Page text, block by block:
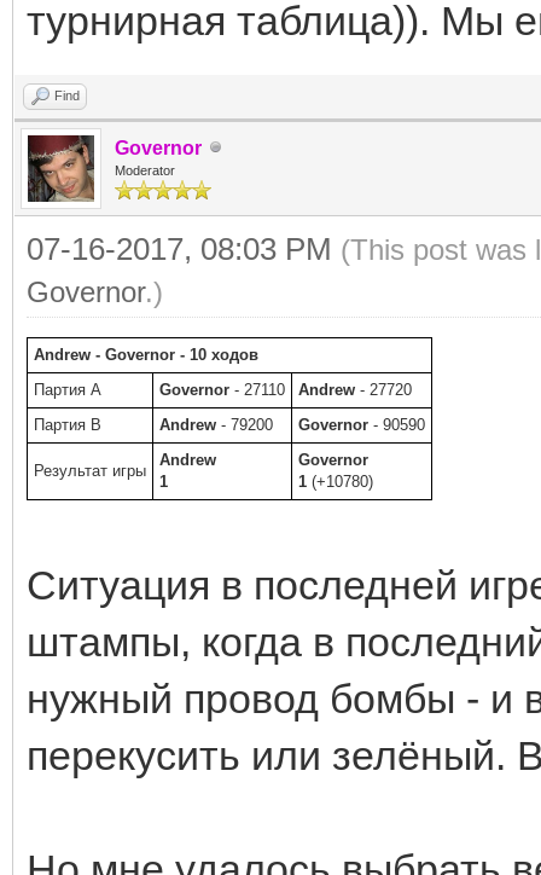
турнирная таблица)). Мы
Find
Governor
Moderator
07-16-2017, 08:03 PM (This post was
Governor.)
Andrew - Governor - 10 ходов
Партия A
Governor - 27110 Andrew - 27720
Партия B
Andrew - 79200 Governor - 90590
Результат игры
Andrew
1
Governor
1 (+10780)
Ситуация в последней
штампы, когда в
нужный провод бомбы - и
перекусить или